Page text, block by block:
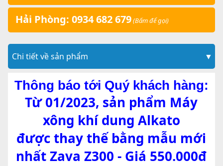
Hải Phòng: 0934 682 679(Bấm để gọi)
Chi tiết về sản phẩm ▼
Thông báo tới Quý khách hàng:
Từ 01/2023, sản phẩm Máy
xông khí dung Alkato
được thay thế bằng mẫu mới
nhất Zava Z300 - Giá 550.000đ